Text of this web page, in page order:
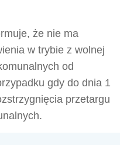
że nie ma
w trybie z wolnej
od
gdy do dnia 1
przetargu